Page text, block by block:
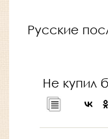
Русские
Не купил